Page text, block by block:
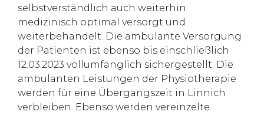
selbstverständlich auch weiterhin
medizinisch optimal versorgt und
weiterbehandelt. Die ambulante Versorgung
der Patienten ist ebenso bis einschließlich
12.03.2023 vollumfänglich sichergestellt. Die
ambulanten Leistungen der Physiotherapie
werden für eine Übergangszeit in Linnich
verbleiben. Ebenso werden vereinzelte